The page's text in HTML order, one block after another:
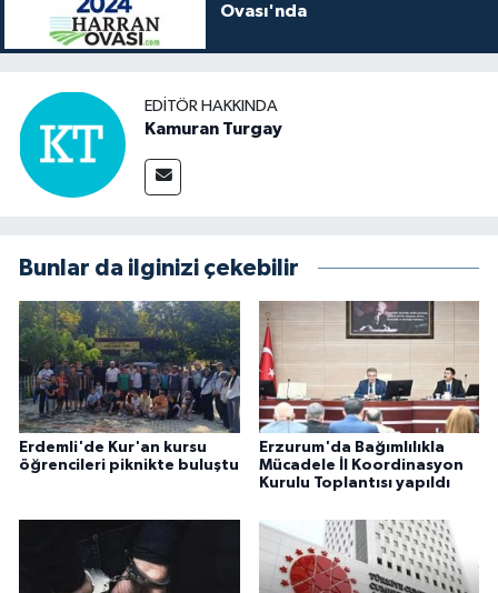
Ovası'nda
EDITÖR HAKKINDA
Kamuran Turgay
Bunlar da ilginizi çekebilir
Erdemli'de Kur'an kursu
öğrencileri piknikte buluştu
Erzurum'da Bağımlılıkla
Mücadele İl Koordinasyon
Kurulu Toplantısı yapıldı